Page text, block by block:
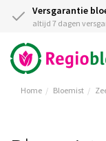
Versgarantie
altijd 7 dagen
Home Bloemist